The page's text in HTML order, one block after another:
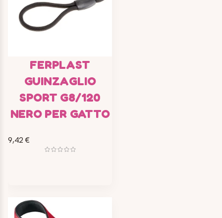
FERPLAST
GUINZAGLIO
SPORT G8/120
NERO PER GATTO
9,42 €